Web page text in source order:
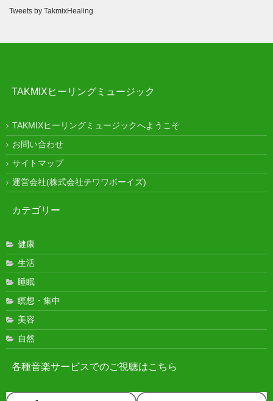
Tweets by TakmixHealing
TAKMIXヒーリングミュージック
TAKMIXヒーリングミュージックへようこそ
お問い合わせ
サイトマップ
運営会社(株式会社チワワボーイズ)
カテゴリー
健康
生活
睡眠
瞑想・集中
美容
自然
各種音楽サービスでのご視聴はこちら